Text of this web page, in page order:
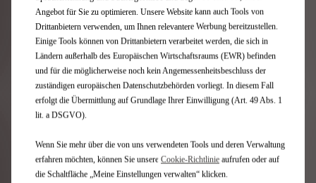
Finden Sie Ihr passendes DS-Modell aus unserer
Jetzt entdecken
Newsletter abonnieren
Angebot für Sie zu optimieren. Unsere Website kann auch Tools von
Drittanbietern verwenden, um Ihnen relevantere Werbung bereitzustellen.
Einige Tools können von Drittanbietern verarbeitet werden, die sich in
Ländern außerhalb des Europäischen Wirtschaftsraums (EWR) befinden
und für die möglicherweise noch kein Angemessenheitsbeschluss der
zuständigen europäischen Datenschutzbehörden vorliegt. In diesem Fall
erfolgt die Übermittlung auf Grundlage Ihrer Einwilligung (Art. 49 Abs. 1
lit. a DSGVO).
Wenn Sie mehr über die von uns verwendeten Tools und deren Verwaltung
erfahren möchten, können Sie unsere Cookie‑Richtlinie aufrufen oder auf
die Schaltfläche „Meine Einstellungen verwalten“ klicken.